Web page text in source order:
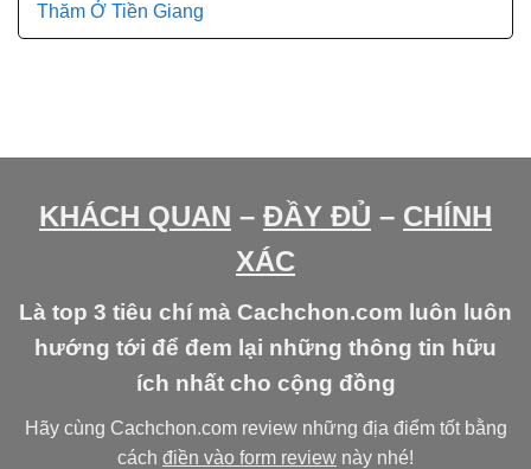
Thăm Ở Tiền Giang
KHÁCH QUAN – ĐẦY ĐỦ – CHÍNH
XÁC
Là top 3 tiêu chí mà Cachchon.com luôn luôn
hướng tới để đem lại những thông tin hữu
ích nhất cho cộng đồng
Hãy cùng Cachchon.com review những địa điểm tốt bằng
cách điền vào form review này nhé!